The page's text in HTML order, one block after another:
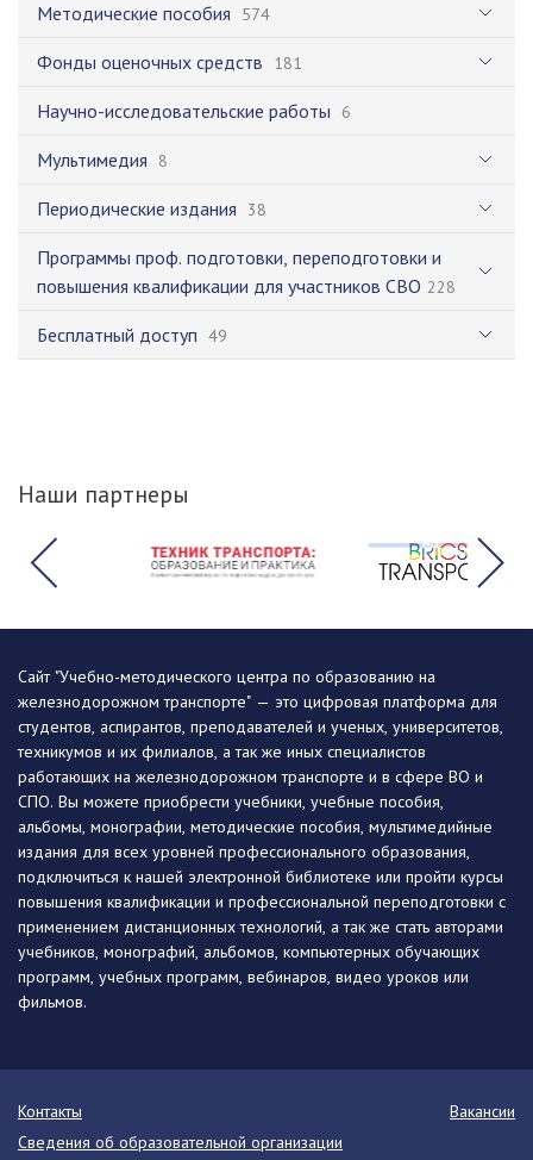
Методические пособия 574
Фонды оценочных средств 181
Научно-исследовательские работы 6
Мультимедия 8
Периодические издания 38
Программы проф. подготовки, переподготовки и
повышения квалификации для участников СВО 228
Бесплатный доступ 49
Наши партнеры
Сайт "Учебно-методического центра по образованию на
железнодорожном транспорте" — это цифровая платформа для
студентов, аспирантов, преподавателей и ученых, университетов,
техникумов и их филиалов, а так же иных специалистов
работающих на железнодорожном транспорте и в сфере ВО и
СПО. Вы можете приобрести учебники, учебные пособия,
альбомы, монографии, методические пособия, мультимедийные
издания для всех уровней профессионального образования,
подключиться к нашей электронной библиотеке или пройти курсы
повышения квалификации и профессиональной переподготовки с
применением дистанционных технологий, а так же стать авторами
учебников, монографий, альбомов, компьютерных обучающих
программ, учебных программ, вебинаров, видео уроков или
фильмов.
Контакты
Вакансии
Сведения об образовательной организации